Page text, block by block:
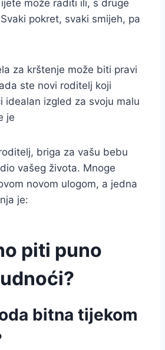
može raditi ili, s druge
pokret, svaki smijeh, pa
za krštenje može biti pravi
ste novi roditelj koji
idealan izgled za svoju malu
je
briga za vašu bebu
vašeg života. Mnoge
novom ulogom, a jedna
je:
piti puno
bitna tijekom